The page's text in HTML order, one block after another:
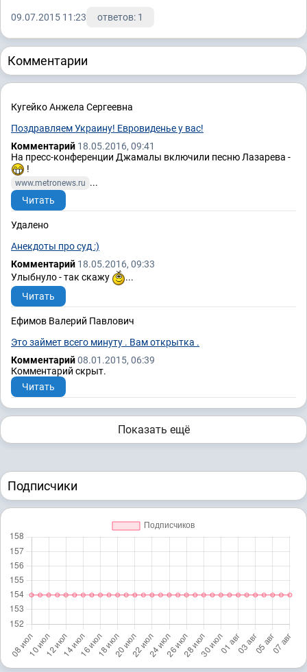
09.07.2015 11:23 ответов: 1
Комментарии
Кугейко Анжела Сергеевна
Поздравляем Украину! Евровиденье у вас!
Комментарий 18.05.2016, 09:41
На пресс-конференции Джамалы включили песню Лазарева -
!
www.metronews.ru ...
Читать
Удалено
Анекдоты про суд :)
Комментарий 18.05.2016, 09:33
Улыбнуло - так скажу
...
Читать
Ефимов Валерий Павлович
Это займет всего минуту . Вам открытка .
Комментарий08.01.2015, 06:39
Комментарий скрыт.
Читать
Показать ещё
Подписчики